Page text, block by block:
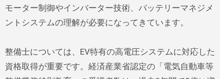
モーター制御やインバーター技術、バッテリーマネジメ
ントシステムの理解が必要になってきています。
整備士については、EV特有の高電圧システムに対応した
資格取得が重要です。経済産業省認定の「電気自動車等